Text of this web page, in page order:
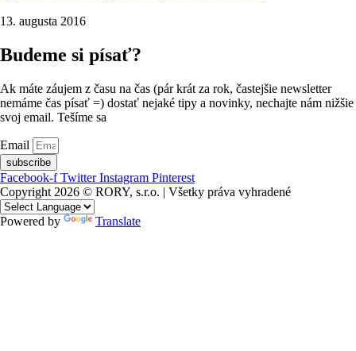
13. augusta 2016
Budeme si písať?
Ak máte záujem z času na čas (pár krát za rok, častejšie newsletter
nemáme čas písať =) dostať nejaké tipy a novinky, nechajte nám nižšie
svoj email. Tešíme sa
Email
subscribe
Facebook-f Twitter Instagram Pinterest
Copyright 2026 © RORY, s.r.o. | Všetky práva vyhradené
Powered by Translate